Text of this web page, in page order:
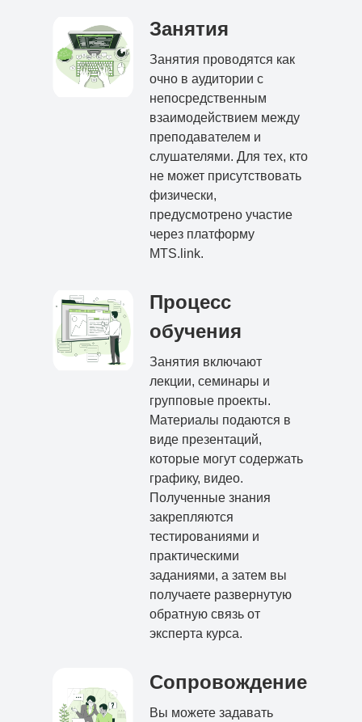
Занятия
Занятия проводятся как
очно в аудитории с
непосредственным
взаимодействием между
преподавателем и
слушателями. Для тех, кто
не может присутствовать
физически,
предусмотрено участие
через платформу
MTS.link.
Процесс
обучения
Занятия включают
лекции, семинары и
групповые проекты.
Материалы подаются в
виде презентаций,
которые могут содержать
графику, видео.
Полученные знания
закрепляются
тестированиями и
практическими
заданиями, а затем вы
получаете развернутую
обратную связь от
эксперта курса.
Сопровождение
Вы можете задавать